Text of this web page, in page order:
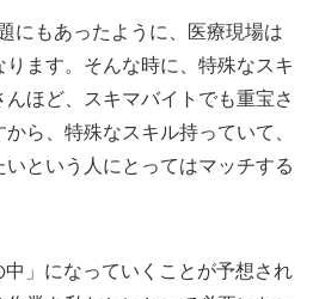
もあったように、医療現場は
ます。そんな時に、特殊なスキ
ほど、スキマバイトでも重宝さ
ら、特殊なスキル持っていて、
という人にとってはマッチする
」になっていくことが予想され